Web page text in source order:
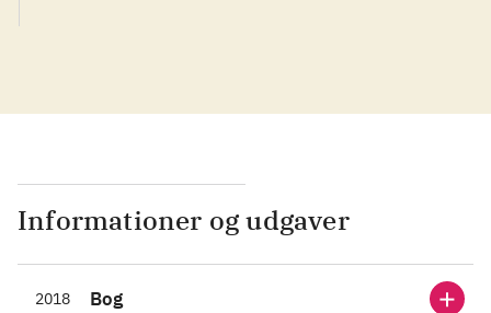
Informationer og udgaver
2018 Bog